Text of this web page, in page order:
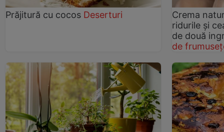
Prăjitură cu cocos Deserturi
Crema
ridurile și
de două
de